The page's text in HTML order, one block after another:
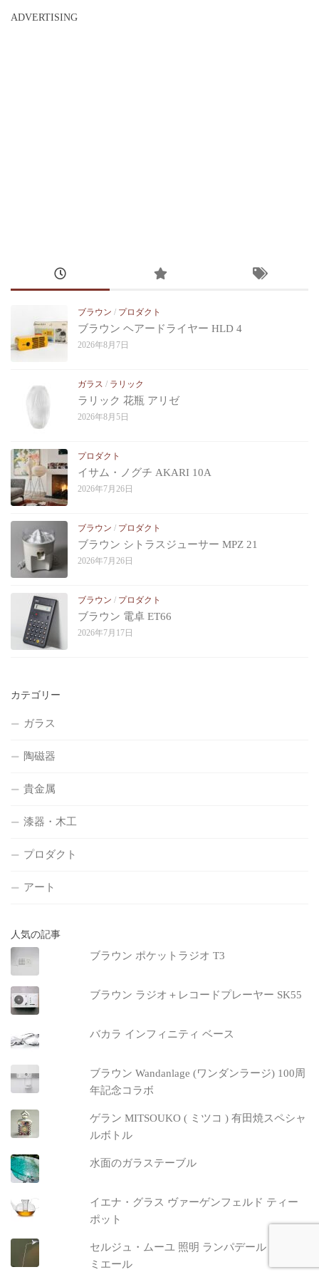
ADVERTISING
ブラウン / プロダクト
ブラウン ヘアードライヤー HLD 4
2026年8月7日
ガラス / ラリック
ラリック 花瓶 アリゼ
2026年8月5日
プロダクト
イサム・ノグチ AKARI 10A
2026年7月26日
ブラウン / プロダクト
ブラウン シトラスジューサー MPZ 21
2026年7月26日
ブラウン / プロダクト
ブラウン 電卓 ET66
2026年7月17日
カテゴリー
ガラス
陶磁器
貴金属
漆器・木工
プロダクト
アート
人気の記事
ブラウン ポケットラジオ T3
ブラウン ラジオ＋レコードプレーヤー SK55
バカラ インフィニティ ベース
ブラウン Wandanlage (ワンダンラージ) 100周
年記念コラボ
ゲラン MITSOUKO ( ミツコ ) 有田焼スペシャ
ルボトル
水面のガラステーブル
イエナ・グラス ヴァーゲンフェルド ティー
ポット
セルジュ・ムーユ 照明 ランパデール アン ル
ミエール